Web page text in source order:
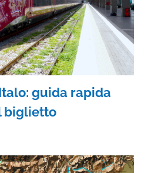
guida rapida
biglietto